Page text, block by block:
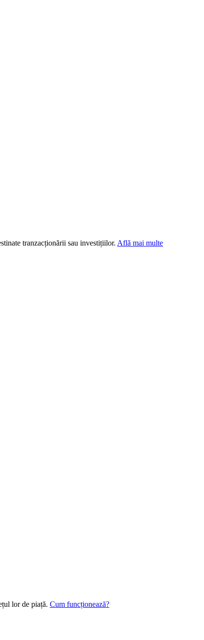
tranzacționării sau investițiilor. Află mai multe
lor de piață. Cum funcționează?